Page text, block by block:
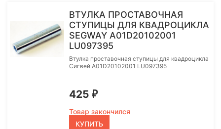
ВТУЛКА ПРОСТАВОЧНАЯ
СТУПИЦЫ ДЛЯ КВАДРОЦИКЛА
SEGWAY A01D20102001
LU097395
Втулка проставочная ступицы для квадроцикла
Сигвей A01D20102001 LU097395
425 ₽
Товар закончился
КУПИТЬ